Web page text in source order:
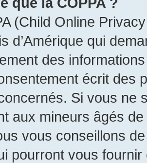
(Child Online
d’Amérique qui
des
écrit des
Si vous ne
aux mineurs âgés
vous conseillons
pourront vous